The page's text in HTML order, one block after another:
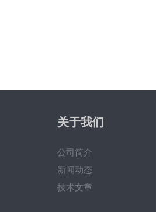
关于我们
公司简介
新闻动态
技术文章